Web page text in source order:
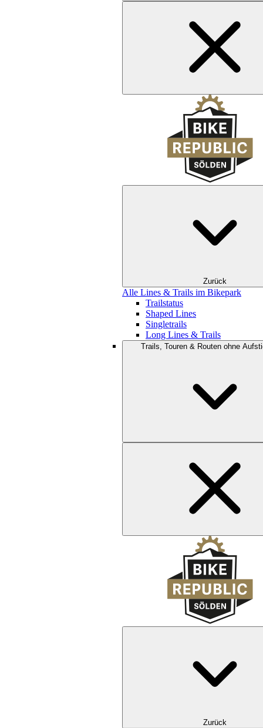
Zurück
Alle Lines & Trails im Bikepark
Trailstatus
Shaped Lines
Singletrails
Long Lines & Trails
Trails, Touren & Routen ohne
Zurück